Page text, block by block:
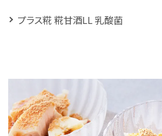
プラス糀 糀甘酒LL 乳酸菌